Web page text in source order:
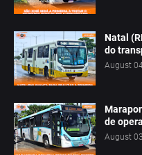
Natal
do
August
de
August